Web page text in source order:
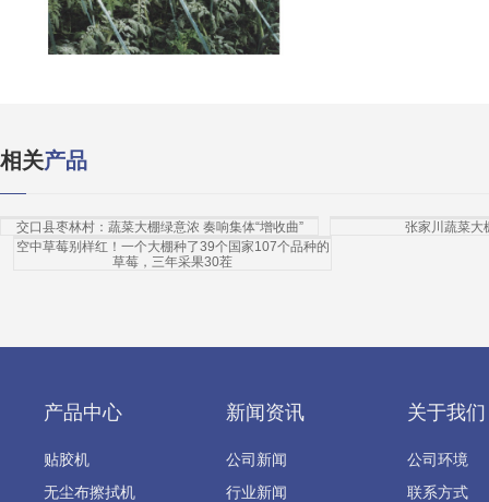
相关产品
交口县枣林村：蔬菜大棚绿意浓 奏响集体“增收曲”
张家川蔬菜大
空中草莓别样红！一个大棚种了39个国家107个品种的
草莓，三年采果30茬
产品中心
贴胶机
无尘布擦拭机
新闻资讯
公司新闻
行业新闻
关于我们
公司环境
联系方式